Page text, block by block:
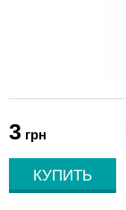
3 грн